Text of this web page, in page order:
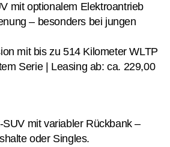
mit optionalem Elektroantrieb
– besonders bei jungen
mit bis zu 514 Kilometer WLTP
Serie | Leasing ab: ca. 229,00
mit variabler Rückbank –
oder Singles.